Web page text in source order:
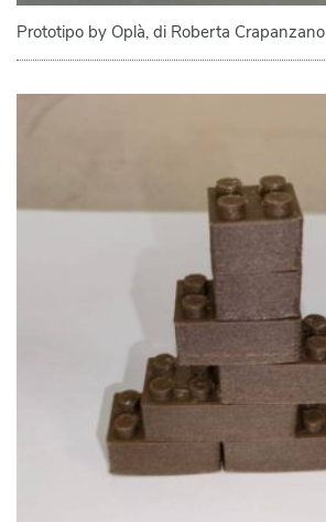
Prototipo by Oplà, di Roberta Crapanzano